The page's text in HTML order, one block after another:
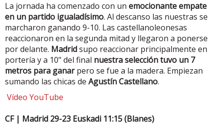
La jornada ha comenzado con un emocionante empate
en un partido igualadísimo. Al descanso las nuestras se
marcharon ganando 9-10. Las castellanoleonesas
reaccionaron en la segunda mitad y llegaron a ponerse
por delante. Madridsupo reaccionar principalmente en
portería y a 10" del final nuestra selección tuvo un 7
metros para ganarpero se fue a la madera. Empiezan
sumando las chicas de Agustín Castellano.
Vídeo YouTube
CF | Madrid 29-23 Euskadi 11:15 (Blanes)